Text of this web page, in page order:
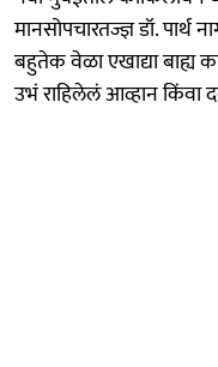
मानसोपचारतज्ज्ञ डॉ. पार्थ
बहुतेक वेळा एखाद्या
उभं राहिलेलं आव्हान किंवा